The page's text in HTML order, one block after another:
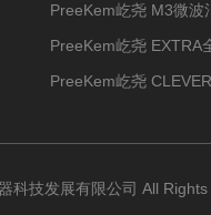
PreeKem屹尧 M3微波
科技发展有限公司 All